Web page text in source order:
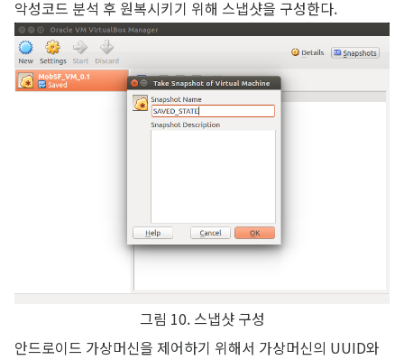
악성코드 분석 후 원복시키기 위해 스냅샷을 구성한다.
그림 10. 스냅샷 구성
안드로이드 가상머신을 제어하기 위해서 가상머신의 UUID와